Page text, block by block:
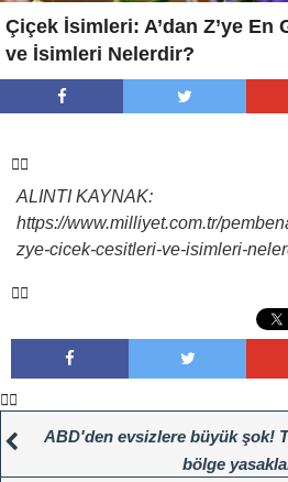
Çiçek İsimleri: A’dan Z’ye En
ve İsimleri Nelerdir?
ALINTI KAYNAK:
https://www.milliyet.com.tr/
zye-cicek-cesitleri-ve-isimleri-
ABD'den evsizlere büyük şok!
bölge